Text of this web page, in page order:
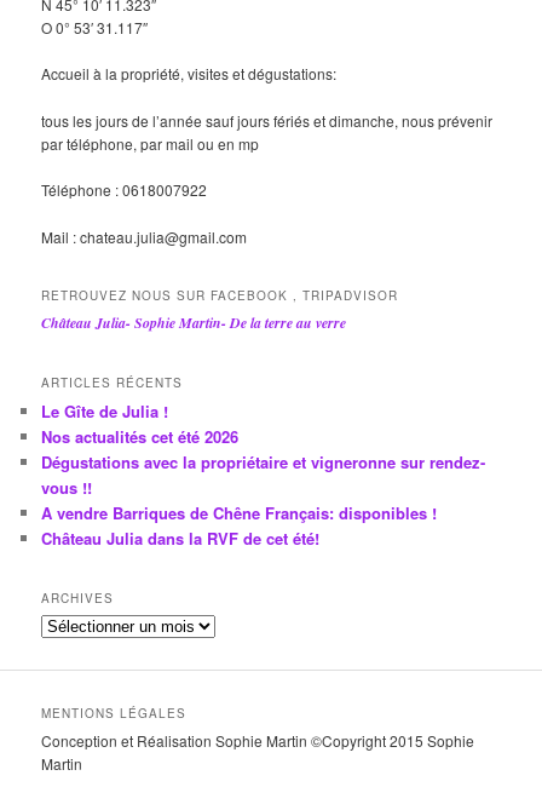
O 0° 53′ 31.117″
Accueil à la propriété, visites et dégustations:
tous les jours de l’année sauf jours fériés et dimanche, nous prévenir
par téléphone, par mail ou en mp
Téléphone : 0618007922
Mail : chateau.julia@gmail.com
RETROUVEZ NOUS SUR FACEBOOK , TRIPADVISOR
Château Julia- Sophie Martin- De la terre au verre
ARTICLES RÉCENTS
Le Gîte de Julia !
Nos actualités cet été 2026
Dégustations avec la propriétaire et vigneronne sur rendez-
vous !!
A vendre Barriques de Chêne Français: disponibles !
Château Julia dans la RVF de cet été!
ARCHIVES
A
c
i
v
e
MENTIONS LÉGALES
Conception et Réalisation Sophie Martin ©Copyright 2015 Sophie
Martin